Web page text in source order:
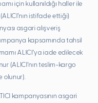
için kullanıldığı haller ile
istifade ettiği)
asgari alışveriş
kapsamında tahsil
ALICI’ya iade edilecek
(ALICI’nın teslim-kargo
olunur).
kampanyasının asgari